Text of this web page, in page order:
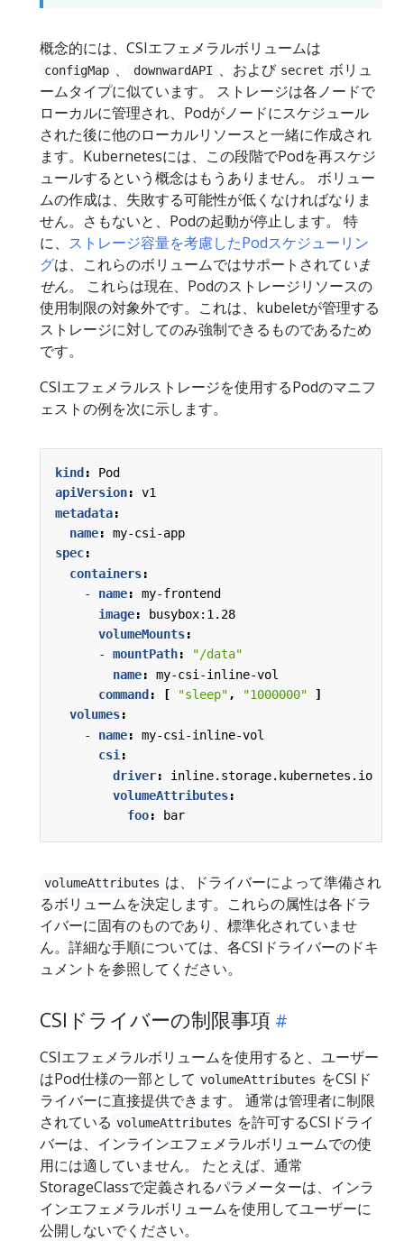
概念的には、CSIエフェメラルボリュームは
configMap 、 downwardAPI 、および secret ボリュ
ームタイプに似ています。 ストレージは各ノードで
ローカルに管理され、Podがノードにスケジュール
された後に他のローカルリソースと一緒に作成され
ます。Kubernetesには、この段階でPodを再スケジ
ュールするという概念はもうありません。 ボリュー
ムの作成は、失敗する可能性が低くなければなりま
せん。さもないと、Podの起動が停止します。 特
に、 ストレージ容量を考慮したPodスケジューリン
グは、これらのボリュームではサポートされていま
せん。 これらは現在、Podのストレージリソースの
使用制限の対象外です。これは、kubeletが管理する
ストレージに対してのみ強制できるものであるため
です。
CSIエフェメラルストレージを使用するPodのマニフ
ェストの例を次に示します。
kind :
Pod
apiVersion:
v1
metadata:
name:
my-csi-app
spec:
containers:
- name:
my-frontend
image:
busybox:1.28
volumeMounts:
- mountPath:
"/data"
name:
my-csi-inline-vol
command : [ "sleep" , "1000000"
]
volumes:
- name:
my-csi-inline-vol
csi:
driver:
inline.storage.kubernetes.io
volumeAttributes:
foo: bar
volumeAttributes は、ドライバーによって準備され
るボリュームを決定します。これらの属性は各ドラ
イバーに固有のものであり、標準化されていませ
ん。詳細な手順については、各CSIドライバーのドキ
ュメントを参照してください。
CSIドライバーの制限事項
CSIエフェメラルボリュームを使用すると、ユーザー
はPod仕様の一部として volumeAttributes をCSIド
ライバーに直接提供できます。 通常は管理者に制限
されている volumeAttributes を許可するCSIドライ
バーは、インラインエフェメラルボリュームでの使
用には適していません。 たとえば、通常
StorageClassで定義されるパラメーターは、インラ
インエフェメラルボリュームを使用してユーザーに
公開しないでください。